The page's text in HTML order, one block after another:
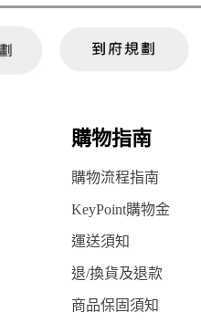
購物指南
購物流程指南
KeyPoint購物金
運送須知
退/換貨及退款
商品保固須知